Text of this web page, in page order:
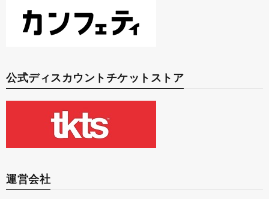
公式ディスカウントチケットストア
運営会社